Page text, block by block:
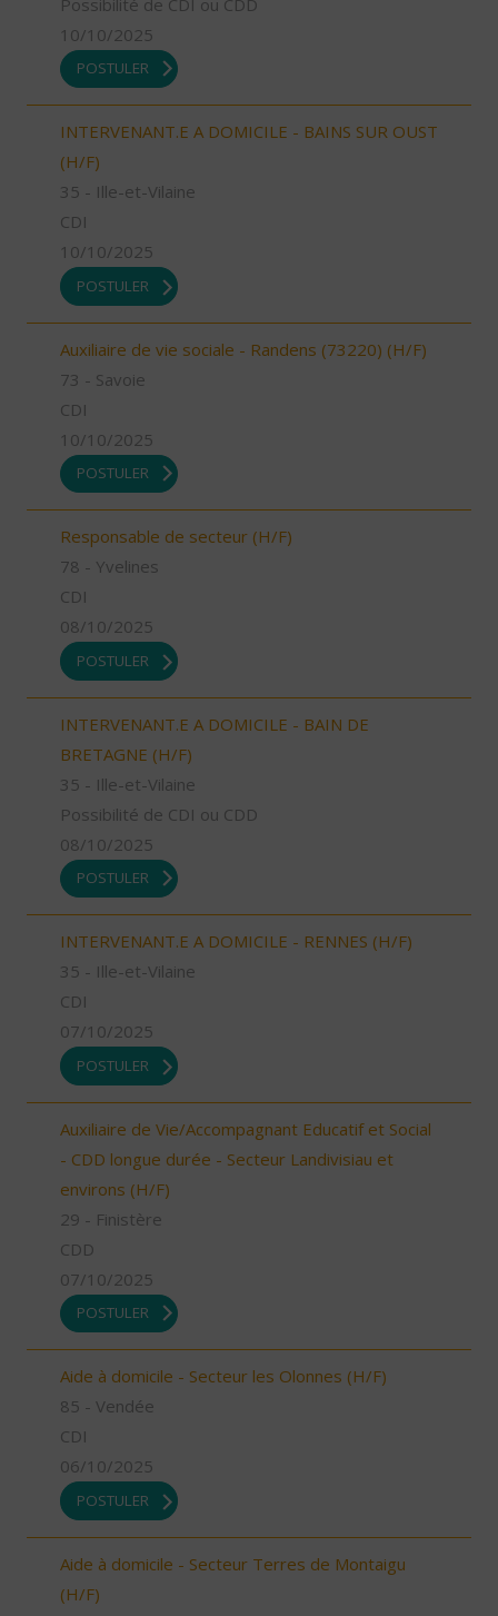
10/10/2025
POSTULER
INTERVENANT.E A DOMICILE - BAINS SUR OUST
(H/F)
35 - Ille-et-Vilaine
CDI
10/10/2025
POSTULER
Auxiliaire de vie sociale - Randens (73220) (H/F)
73 - Savoie
CDI
10/10/2025
POSTULER
Responsable de secteur (H/F)
78 - Yvelines
CDI
08/10/2025
POSTULER
INTERVENANT.E A DOMICILE - BAIN DE
BRETAGNE (H/F)
35 - Ille-et-Vilaine
Possibilité de CDI ou CDD
08/10/2025
POSTULER
INTERVENANT.E A DOMICILE - RENNES (H/F)
35 - Ille-et-Vilaine
CDI
07/10/2025
POSTULER
Auxiliaire de Vie/Accompagnant Educatif et Social
- CDD longue durée - Secteur Landivisiau et
environs (H/F)
29 - Finistère
CDD
07/10/2025
POSTULER
Aide à domicile - Secteur les Olonnes (H/F)
85 - Vendée
CDI
06/10/2025
POSTULER
Aide à domicile - Secteur Terres de Montaigu
(H/F)